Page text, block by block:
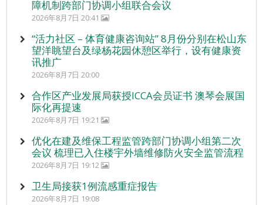
障机制跨部门协调小组联合会议
2026年8月7日 20:41
“活力社区 – 体育健康咨询站” 8月份分别在松山东
望洋眺望台及绿杨花园休憩区举行，设有健康资
讯推广
2026年8月7日 20:00
合作区产业发展局获授ICCA会员证书 澳琴会展国
际化再提速
2026年8月7日 19:21
优化在建及维保工程监管跨部门协调小组第二次
会议 梳理已入住楼宇外墙维修防火安全监管流程
2026年8月7日 19:12
卫生局接获1例流感重症报告
2026年8月7日 19:08